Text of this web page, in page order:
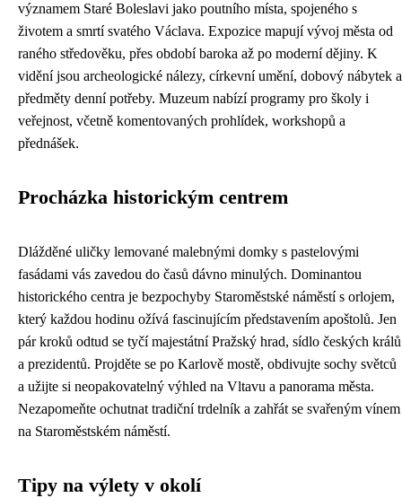
významem Staré Boleslavi jako poutního místa, spojeného s
životem a smrtí svatého Václava. Expozice mapují vývoj města od
raného středověku, přes období baroka až po moderní dějiny. K
vidění jsou archeologické nálezy, církevní umění, dobový nábytek a
předměty denní potřeby. Muzeum nabízí programy pro školy i
veřejnost, včetně komentovaných prohlídek, workshopů a
přednášek.
Procházka historickým centrem
Dlážděné uličky lemované malebnými domky s pastelovými
fasádami vás zavedou do časů dávno minulých. Dominantou
historického centra je bezpochyby Staroměstské náměstí s orlojem,
který každou hodinu ožívá fascinujícím představením apoštolů. Jen
pár kroků odtud se tyčí majestátní Pražský hrad, sídlo českých králů
a prezidentů. Projděte se po Karlově mostě, obdivujte sochy světců
a užijte si neopakovatelný výhled na Vltavu a panorama města.
Nezapomeňte ochutnat tradiční trdelník a zahřát se svařeným vínem
na Staroměstském náměstí.
Tipy na výlety v okolí